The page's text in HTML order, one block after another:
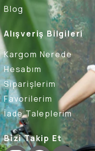
Blog
Alışveriş Bilgileri
Kargom Nerede
Hesabım
Siparişlerim
Favorilerim
İade Taleplerim
Bizi Takip Et